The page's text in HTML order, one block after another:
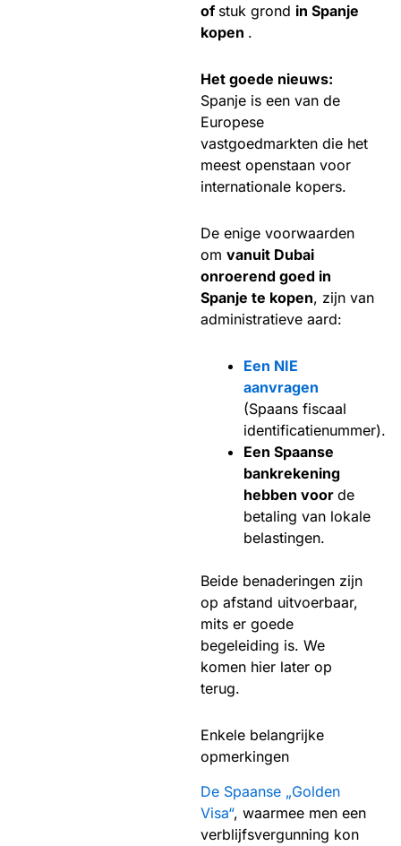
of stuk grond in Spanje
kopen .
Het goede nieuws:
Spanje is een van de
Europese
vastgoedmarkten die het
meest openstaan voor
internationale kopers.
De enige voorwaarden
om vanuit Dubai
onroerend goed in
Spanje te kopen, zijn van
administratieve aard:
Een NIE
aanvragen
(Spaans fiscaal
identificatienummer).
Een Spaanse
bankrekening
hebben voor de
betaling van lokale
belastingen.
Beide benaderingen zijn
op afstand uitvoerbaar,
mits er goede
begeleiding is. We
komen hier later op
terug.
Enkele belangrijke
opmerkingen
De Spaanse „Golden
Visa“, waarmee men een
verblijfsvergunning kon